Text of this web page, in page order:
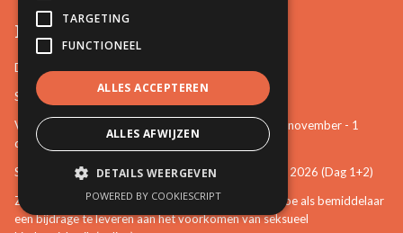
Permanente vorming
De startbasis als erkend bemiddelaar (online)
Starten als bemiddelaar na mijn opleiding
Vertrouwenspersoon van de stem van het kind - 30-november - 1
december 2026 (Dag 3+4)
Stem van het kind en mattenspel - 18+19 november 2026 (Dag 1+2)
Zien, weten, handelen: een eerste verkenning over hoe als bemiddelaar
een bijdrage te leveren aan het voorkomen van seksueel
TARGETING
FUNCTIONEEL
ALLES ACCEPTEREN
ALLES AFWIJZEN
DETAILS WEERGEVEN
POWERED BY COOKIESCRIPT